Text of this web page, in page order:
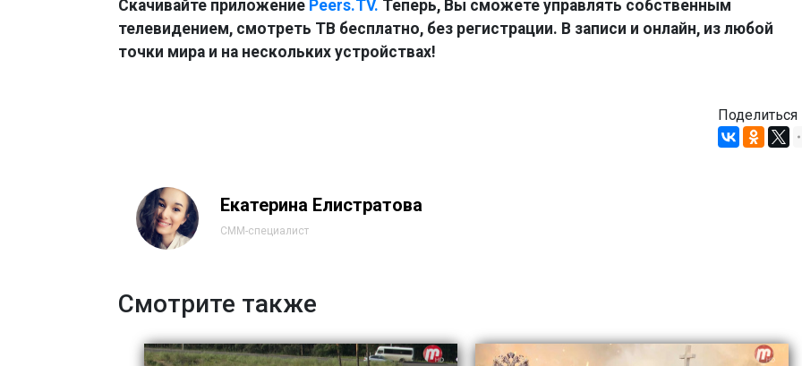
Скачивайте приложение Peers.TV. Теперь, Вы сможете управлять собственным
телевидением, смотреть ТВ бесплатно, без регистрации. В записи и онлайн, из любой
точки мира и на нескольких устройствах!
Поделиться
Екатерина Елистратова
СММ-специалист
Смотрите также